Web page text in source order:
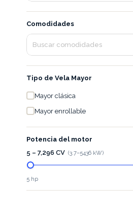
Comodidades
Tipo de Vela Mayor
Mayor clásica
Mayor enrollable
Potencia del motor
5 – 7,296 CV (3.7–5436 kW)
5 hp